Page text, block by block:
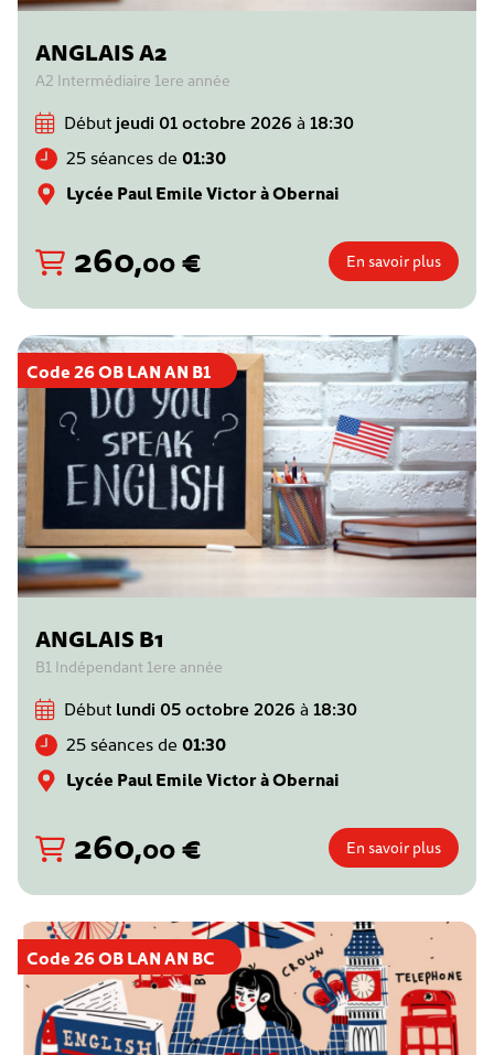
ANGLAIS A2
A2 Intermédiaire 1ere année
Début jeudi 01 octobre 2026 à 18:30
25 séances de 01:30
Lycée Paul Emile Victor à Obernai
260,00€ En savoir plus
Code 26 OB LAN AN B1
ANGLAIS B1
B1 Indépendant 1ere année
Début lundi 05 octobre 2026 à 18:30
25 séances de 01:30
Lycée Paul Emile Victor à Obernai
260,00€ En savoir plus
Code 26 OB LAN AN BC